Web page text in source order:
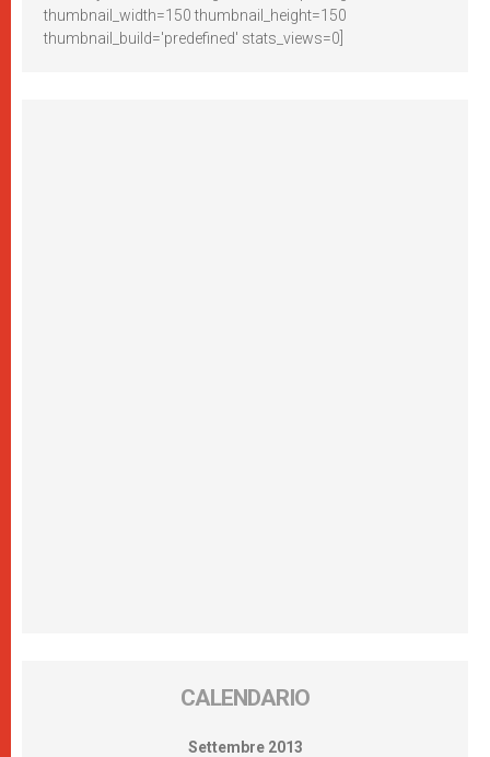
thumbnail_width=150 thumbnail_height=150
thumbnail_build='predefined' stats_views=0]
CALENDARIO
Settembre 2013